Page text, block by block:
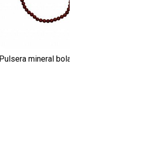
Pulsera mineral bola 4 mm de